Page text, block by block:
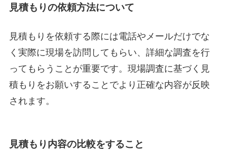
見積もりの依頼方法について
見積もりを依頼する際には電話やメールだけでな
く実際に現場を訪問してもらい、詳細な調査を行
ってもらうことが重要です。現場調査に基づく見
積もりをお願いすることでより正確な内容が反映
されます。
見積もり内容の比較をすること